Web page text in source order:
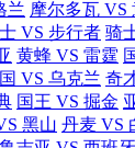
兰 摩尔多瓦 VS
VS 步行者 骑
黄蜂 VS 雷霆
VS 乌克兰 奇
国王 VS 掘金
黑山 丹麦 VS